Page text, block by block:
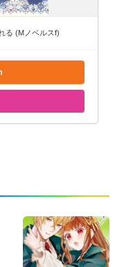
る (Mノベルスf)